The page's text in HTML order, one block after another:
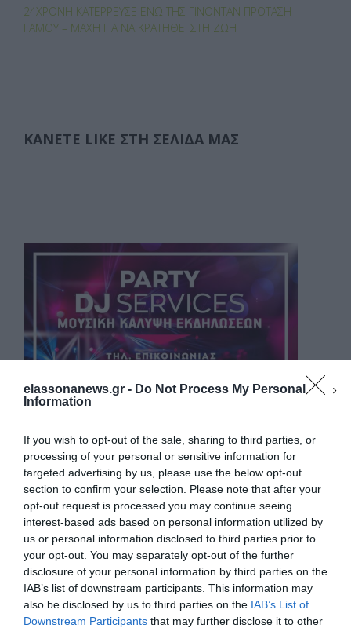
elassonanews.gr - Do Not Process My Personal
Information
If you wish to opt-out of the sale, sharing to third parties, or
processing of your personal or sensitive information for
targeted advertising by us, please use the below opt-out
section to confirm your selection. Please note that after your
opt-out request is processed you may continue seeing
interest-based ads based on personal information utilized by
us or personal information disclosed to third parties prior to
your opt-out. You may separately opt-out of the further
disclosure of your personal information by third parties on the
IAB’s list of downstream participants. This information may
also be disclosed by us to third parties on the IAB’s List of
Downstream Participants that may further disclose it to other
Διαχείριση Συγκατάθεσης
Για να παρέχουμε την καλύτερη εμπειρία, χρησιμοποιούμε τεχνολογίες όπως
cookies για την αποθήκευση ή/και την πρόσβαση σε πληροφορίες συσκευών.
Η συγκατάθεση για τις εν λόγω τεχνολογίες θα μας επιτρέψει να
επεξεργαστούμε δεδομένα προσωπικού χαρακτήρα, όπως συμπεριφορά
24ΧΡΟΝΗ ΚΑΤΈΡΡΕΥΣΕ ΕΝΏ ΤΗΣ ΓΊΝΟΝΤΑΝ ΠΡΌΤΑΣΗ
ΓΆΜΟΥ – ΜΆΧΗ ΓΙΑ ΝΑ ΚΡΑΤΗΘΕΊ ΣΤΗ ΖΩΉ
ΚΆΝΕΤΕ LIKE ΣΤΗ ΣΕΛΊΔΑ ΜΑΣ